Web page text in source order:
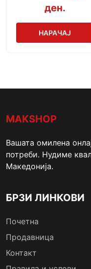
ден.
НАРАЧАЈ
MAKSHOP
Вашата омилена
потреби. Нудиме
Македонија.
БРЗИ ЛИНКОВИ
Почетна
Продавница
Контакт